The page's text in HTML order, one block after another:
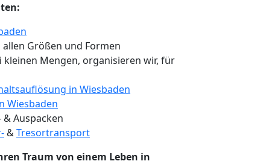
allen Größen und Formen
kleinen Mengen, organisieren wir, für
in Wiesbaden
Wiesbaden
& Auspacken
&Tresortransport
Traum von einem Leben in